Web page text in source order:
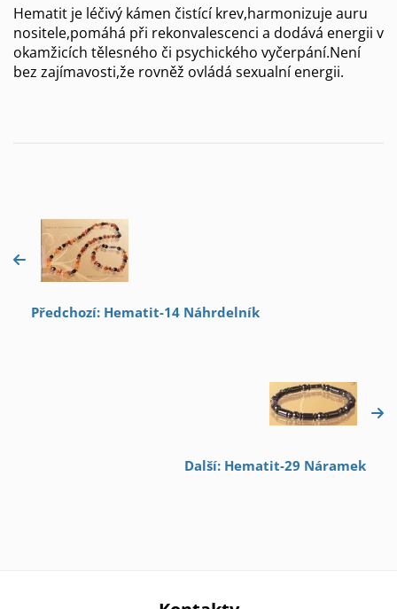
Hematit je léčivý kámen čistící krev,harmonizuje auru
nositele,pomáhá při rekonvalescenci a dodává energii v
okamžicích tělesného či psychického vyčerpání.Není
bez zajímavosti,že rovněž ovládá sexualní energii.
Předchozí: Hematit-14 Náhrdelník
Další: Hematit-29 Náramek